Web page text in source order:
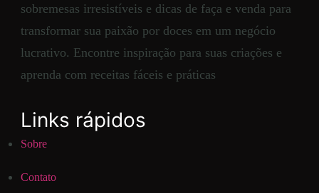
sobremesas irresistíveis e dicas de faça e venda para
transformar sua paixão por doces em um negócio
lucrativo. Encontre inspiração para suas criações e
aprenda com receitas fáceis e práticas
Links rápidos
Sobre
Contato